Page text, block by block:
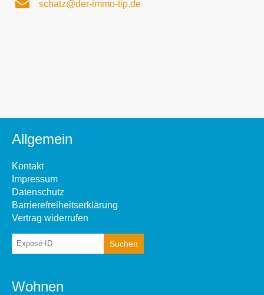
schatz@der-immo-tip.de
Allgemein
Kontakt
Impressum
Datenschutz
Barrierefreiheitserklärung
Vertrag widerrufen
Wohnen